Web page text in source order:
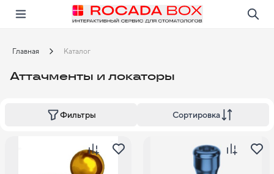
Открыть в приложении!
Главная Каталог
Аттачменты и локаторы
Фильтры Сортировка